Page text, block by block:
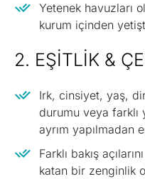
Yetenek havuzları
kurum içinden
2. EŞITLIK &
Irk, cinsiyet, yaş,
durumu veya farklı
ayrım yapılmadan
Farklı bakış
katan bir zenginlik